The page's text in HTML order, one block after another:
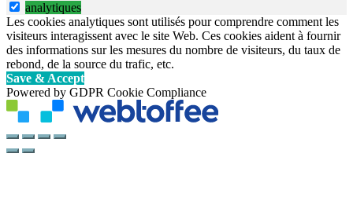
analytiques
Les cookies analytiques sont utilisés pour comprendre comment les
visiteurs interagissent avec le site Web. Ces cookies aident à fournir
des informations sur les mesures du nombre de visiteurs, du taux de
rebond, de la source du trafic, etc.
Save & Accept
Powered by GDPR Cookie Compliance